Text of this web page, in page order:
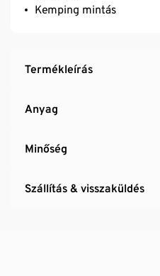
Kemping mintás
Termékleírás
Anyag
Minőség
Szállítás & visszaküldés